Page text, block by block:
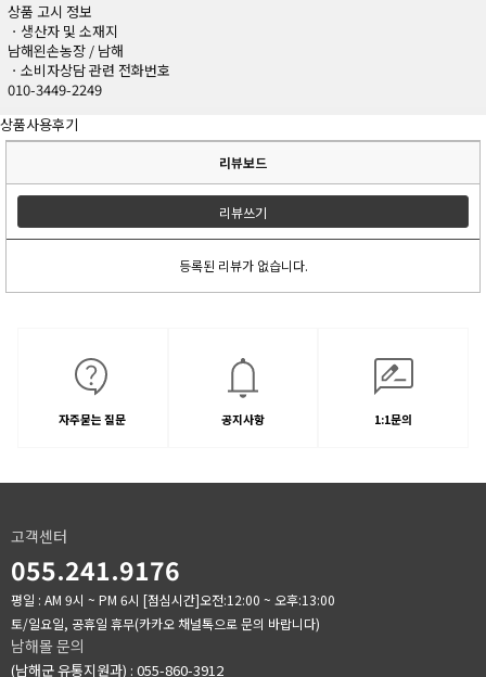
상품 고시 정보
ㆍ생산자 및 소재지
남해왼손농장 / 남해
ㆍ소비자상담 관련 전화번호
010-3449-2249
상품사용후기
리뷰보드
리뷰쓰기
등록된 리뷰가 없습니다.
자주묻는 질문 공지사항 1:1문의
고객센터
055.241.9176
평일 : AM 9시 ~ PM 6시 [점심시간]오전:12:00 ~ 오후:13:00
토/일요일, 공휴일 휴무(카카오 채널톡으로 문의 바랍니다)
남해몰 문의
(남해군 유통지원과) : 055-860-3912